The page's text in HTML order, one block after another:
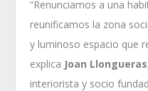
“Renunciamos a una
reunificamos la zona
y luminoso espacio que
explica Joan Llongueras
interiorista y socio